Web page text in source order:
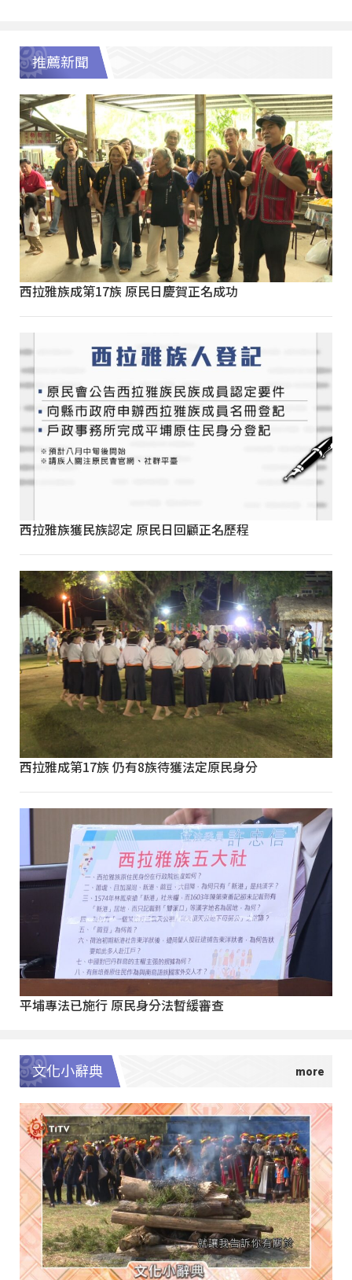
推薦新聞
西拉雅族成第17族 原民日慶賀正名成功
西拉雅族獲民族認定 原民日回顧正名歷程
西拉雅成第17族 仍有8族待獲法定原民身分
平埔專法已施行 原民身分法暫緩審查
文化小辭典